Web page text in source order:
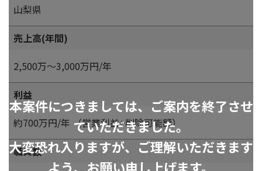
本案件につきましては、ご案内を終了させ
ていただきました。
大変恐れ入りますが、ご理解いただきます
よう、お願い申し上げます。
山梨県
売上高(年間)
2,500万～3,000万円/年
利益
約700万円/年 （営業利益+削除可能額）
職員数